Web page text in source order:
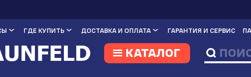
ГДЕ КУПИТЬ ДОСТАВКА И ОПЛАТА ГАРАНТИЯ И СЕРВИС
КАТАЛОГ